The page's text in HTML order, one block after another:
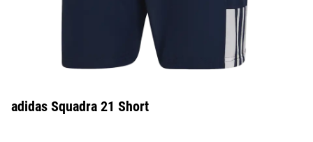
adidas Squadra 21 Short